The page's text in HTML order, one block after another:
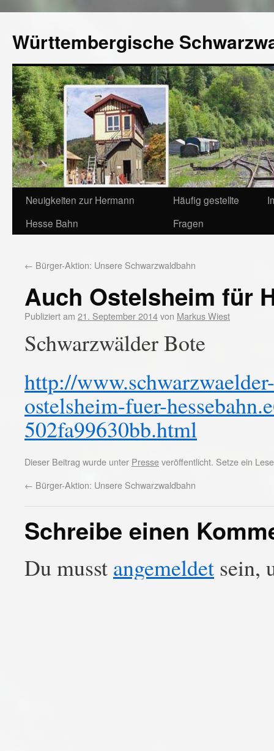
Württembergische
Neuigkeiten zur Hermann
Hesse Bahn
Häufig gestellte
Fragen
← Bürger-Aktion: Unsere Schwarzwaldbahn
Auch Ostelsheim für
Publiziert am 21. September 2014von Markus Wiest
Schwarzwälder Bote
http://
ostelsheim-fuer-
502fa99630bb.html
Dieser Beitrag wurde unter Presseveröffentlicht. Setze ein
← Bürger-Aktion: Unsere Schwarzwaldbahn
Schreibe einen
Du musst angemeldet sein,